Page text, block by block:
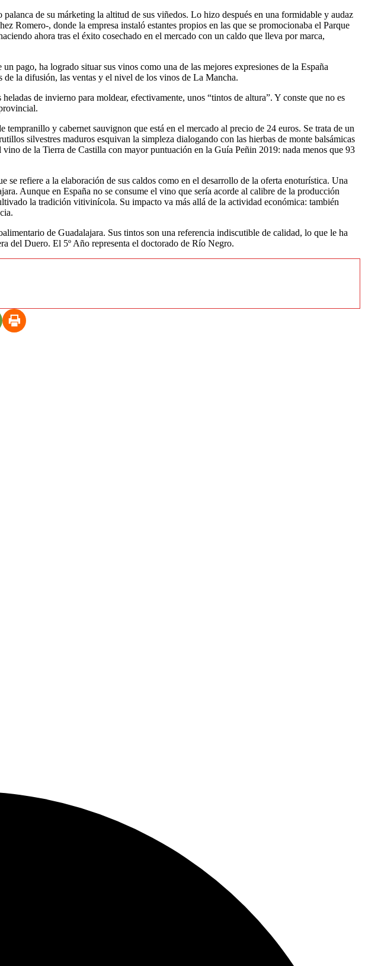
de su márketing la altitud de sus viñedos. Lo hizo después en una formidable y audaz
Romero-, donde la empresa instaló estantes propios en las que se promocionaba el Parque
ahora tras el éxito cosechado en el mercado con un caldo que lleva por marca,
pago, ha logrado situar sus vinos como una de las mejores expresiones de la España
la difusión, las ventas y el nivel de los vinos de La Mancha.
de invierno para moldear, efectivamente, unos “tintos de altura”. Y conste que no es
y cabernet sauvignon que está en el mercado al precio de 24 euros. Se trata de un
silvestres maduros esquivan la simpleza dialogando con las hierbas de monte balsámicas
de la Tierra de Castilla con mayor puntuación en la Guía Peñin 2019: nada menos que 93
refiere a la elaboración de sus caldos como en el desarrollo de la oferta enoturística. Una
Aunque en España no se consume el vino que sería acorde al calibre de la producción
la tradición vitivinícola. Su impacto va más allá de la actividad económica: también
de Guadalajara. Sus tintos son una referencia indiscutible de calidad, lo que le ha
del Duero. El 5º Año representa el doctorado de Río Negro.